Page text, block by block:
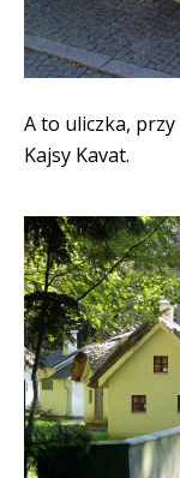
A to uliczka,
Kajsy Kavat.